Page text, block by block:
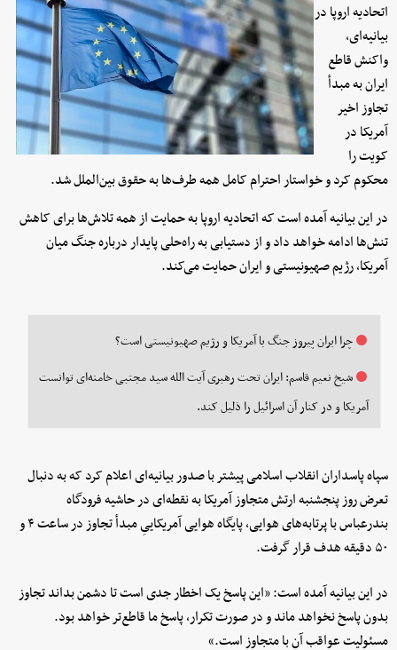
اتحادیه اروپا در
بیانیه‌ای،
واکنش قاطع
ایران به مبدأ
تجاوز اخیر
آمریکا در
کویت را
محکوم کرد و خواستار احترام کامل همه طرف‌ها به حقوق بین‌الملل شد.
در این بیانیه آمده است که اتحادیه اروپا به حمایت از همه تلاش‌ها برای کاهش
تنش‌ها ادامه خواهد داد و از دستیابی به راه‌حلی پایدار درباره جنگ میان
آمریکا، رژیم صهیونیستی و ایران حمایت می‌کند.
چرا ایران پیروز جنگ با آمریکا و رژیم صهیونیستی است؟
شیخ نعیم قاسم: ایران تحت رهبری آیت الله سید مجتبی خامنه‌ای توانست
آمریکا و در کنار آن اسرائیل را ذلیل کند.
سپاه پاسداران انقلاب اسلامی پیشتر با صدور بیانیه‌ای اعلام کرد که به دنبال
تعرض روز پنجشنبه ارتش متجاوز آمریکا به نقطه‌ای در حاشیه فرودگاه
بندرعباس با پرتابه‌های هوایی، پایگاه هوایی آمریکاییِ مبدأ تجاوز در ساعت ۴ و
۵۰ دقیقه هدف قرار گرفت.
در این بیانیه آمده است: «این پاسخ یک اخطار جدی است تا دشمن بداند تجاوز
بدون پاسخ نخواهد ماند و در صورت تکرار، پاسخ ما قاطع‌تر خواهد بود.
مسئولیت عواقب آن با متجاوز است.»